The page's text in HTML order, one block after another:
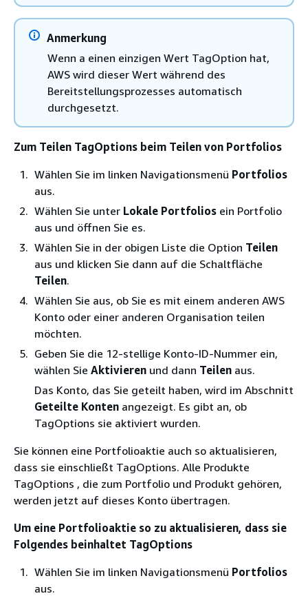
Anmerkung
Wenn a einen einzigen Wert TagOption hat,
AWS wird dieser Wert während des
Bereitstellungsprozesses automatisch
durchgesetzt.
Zum Teilen TagOptions beim Teilen von Portfolios
Wählen Sie im linken Navigationsmenü Portfolios
aus.
Wählen Sie unter Lokale Portfolios ein Portfolio
aus und öffnen Sie es.
Wählen Sie in der obigen Liste die Option Teilen
aus und klicken Sie dann auf die Schaltfläche
Teilen.
Wählen Sie aus, ob Sie es mit einem anderen AWS
Konto oder einer anderen Organisation teilen
möchten.
Geben Sie die 12-stellige Konto-ID-Nummer ein,
wählen Sie Aktivieren und dann Teilen aus.
Das Konto, das Sie geteilt haben, wird im Abschnitt
Geteilte Konten angezeigt. Es gibt an, ob
TagOptions sie aktiviert wurden.
Sie können eine Portfolioaktie auch so aktualisieren,
dass sie einschließt TagOptions. Alle Produkte
TagOptions , die zum Portfolio und Produkt gehören,
werden jetzt auf dieses Konto übertragen.
Um eine Portfolioaktie so zu aktualisieren, dass sie
Folgendes beinhaltet TagOptions
Wählen Sie im linken Navigationsmenü Portfolios
aus.